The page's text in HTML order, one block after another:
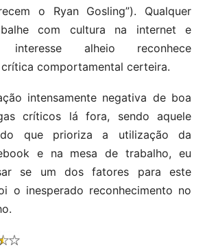
o Ryan Gosling”). Qualquer
com cultura na internet e
alheio reconhece
comportamental certeira.
intensamente negativa de boa
críticos lá fora, sendo aquele
que prioriza a utilização da
e na mesa de trabalho, eu
se um dos fatores para este
o inesperado reconhecimento no